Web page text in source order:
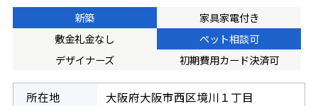
新築
家具家電付き
敷金礼金なし
ペット相談可
デザイナーズ
初期費用カード決済可
所在地 大阪府大阪市西区境川１丁目